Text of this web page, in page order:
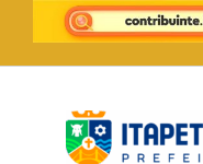
para
conteúdo